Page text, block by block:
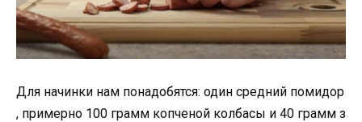
Для начинки нам понадобятся: один средний помидор
, примерно 100 грамм копченой колбасы и 40 грамм з